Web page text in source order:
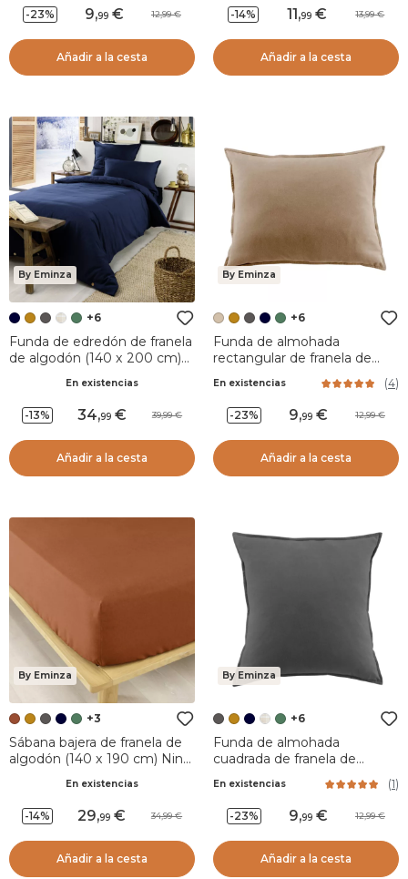
-23% 9,99 12,99
Añadir a la cesta
-14% 11,99 13,99
Añadir a la cesta
By Eminza
+6
Funda de edredón de franela
de algodón (140 x 200 cm)
En existencias
-13% 34,99 39,99
Añadir a la cesta
By Eminza
+6
Funda de almohada
rectangular de franela de
Ficelle
En existencias (4)
-23% 9,99 12,99
Añadir a la cesta
By Eminza
+3
Sábana bajera de franela de
algodón (140 x 190 cm) Nina
En existencias
-14% 29,99 34,99
Añadir a la cesta
By Eminza
+6
Funda de almohada
cuadrada de franela de
Gris granito
En existencias (1)
-23% 9,99 12,99
Añadir a la cesta